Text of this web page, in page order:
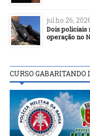
julho 26,
Dois policiais
operação no
CURSO GABARITANDO